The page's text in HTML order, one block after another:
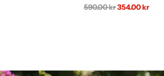
Ordinarie
590.00 kr354.00 kr